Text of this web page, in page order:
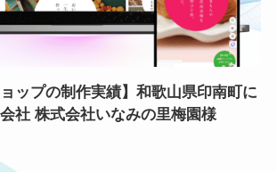
ポリシー
ョップの制作実績】和歌山県印南町に
社 株式会社いなみの里梅園様